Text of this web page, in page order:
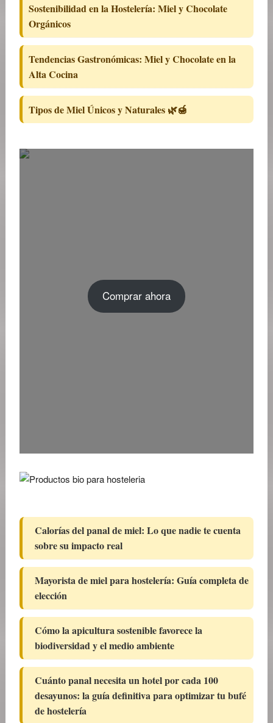
Sostenibilidad en la Hostelería: Miel y Chocolate
Orgánicos
Tendencias Gastronómicas: Miel y Chocolate en la
Alta Cocina
Tipos de Miel Únicos y Naturales 🌿🍯
Comprar ahora
Calorías del panal de miel: Lo que nadie te cuenta
sobre su impacto real
Mayorista de miel para hostelería: Guía completa de
elección
Cómo la apicultura sostenible favorece la
biodiversidad y el medio ambiente
Cuánto panal necesita un hotel por cada 100
desayunos: la guía definitiva para optimizar tu bufé
de hostelería